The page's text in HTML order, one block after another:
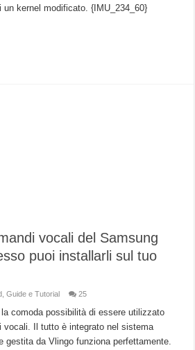
un kernel modificato. {IMU_234_60}
vocali del Samsung
puoi installarli sul tuo
,Guide e Tutorial 25
comoda possibilità di essere utilizzato
vocali. Il tutto è integrato nel sistema
gestita da Vlingo funziona perfettamente.